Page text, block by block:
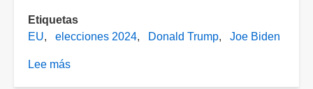
Etiquetas
EU
elecciones 2024 Donald Trump Joe Biden
Lee más